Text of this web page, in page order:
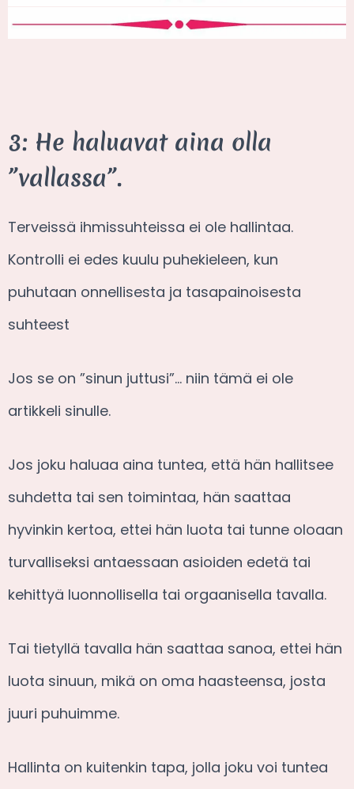
3: He haluavat aina olla
”vallassa”.
Terveissä ihmissuhteissa ei ole hallintaa.
Kontrolli ei edes kuulu puhekieleen, kun
puhutaan onnellisesta ja tasapainoisesta
suhteest
Jos se on ”sinun juttusi”… niin tämä ei ole
artikkeli sinulle.
Jos joku haluaa aina tuntea, että hän hallitsee
suhdetta tai sen toimintaa, hän saattaa
hyvinkin kertoa, ettei hän luota tai tunne oloaan
turvalliseksi antaessaan asioiden edetä tai
kehittyä luonnollisella tai orgaanisella tavalla.
Tai tietyllä tavalla hän saattaa sanoa, ettei hän
luota sinuun, mikä on oma haasteensa, josta
juuri puhuimme.
Hallinta on kuitenkin tapa, jolla joku voi tuntea